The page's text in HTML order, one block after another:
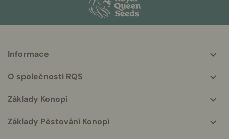
info
Informace
O společnosti RQS
Základy Konopí
Základy Pěstování Konopí